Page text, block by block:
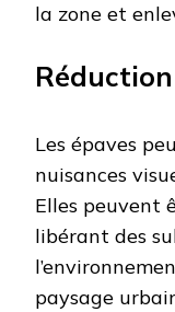
la zone et
Les épaves
nuisances
Elles peuvent
libérant des
paysage